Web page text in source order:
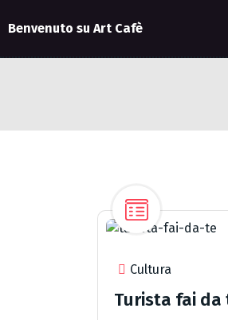
Benvenuto su Art Cafè
Cultura
Turista fai da